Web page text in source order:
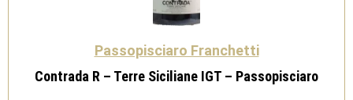
Passopisciaro Franchetti
Contrada R – Terre Siciliane IGT – Passopisciaro